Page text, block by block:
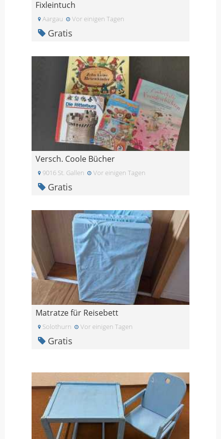
Fixleintuch
Aargau Vor einigen Tagen
Gratis
Versch. Coole Bücher
9016 St. Gallen Vor einigen Tagen
Gratis
Matratze für Reisebett
Solothurn Vor einigen Tagen
Gratis